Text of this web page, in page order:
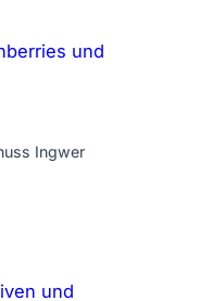
und
Ingwer
und